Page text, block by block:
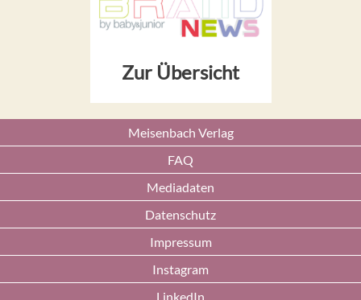
Zur Übersicht
Meisenbach Verlag
FAQ
Mediadaten
Datenschutz
Impressum
Instagram
LinkedIn